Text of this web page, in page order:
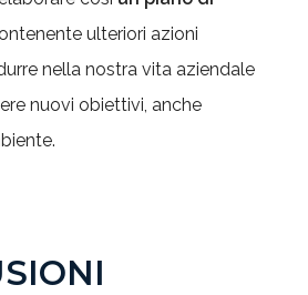
ulteriori azioni
nella nostra vita aziendale
nuovi obiettivi, anche